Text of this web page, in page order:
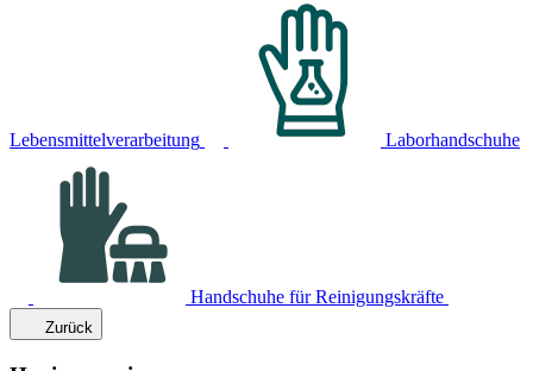
Lebensmittelverarbeitung Laborhandschuhe
Handschuhe für Reinigungskräfte
Zurück